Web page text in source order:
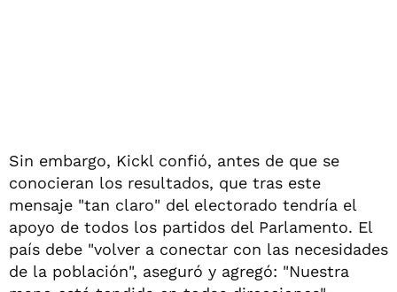
Sin embargo, Kickl confió, antes de que se
conocieran los resultados, que tras este
mensaje "tan claro" del electorado tendría el
apoyo de todos los partidos del Parlamento. El
país debe "volver a conectar con las necesidades
de la población", aseguró y agregó: "Nuestra